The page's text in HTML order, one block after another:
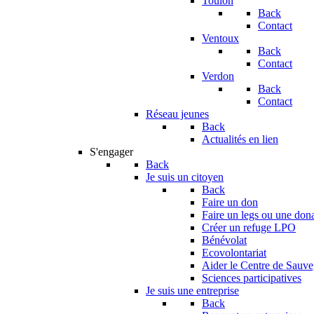
Back
Contact
Ventoux
Back
Contact
Verdon
Back
Contact
Réseau jeunes
Back
Actualités en lien
S'engager
Back
Je suis un citoyen
Back
Faire un don
Faire un legs ou une
Créer un refuge LPO
Bénévolat
Ecovolontariat
Aider le Centre de
Sciences participatives
Je suis une entreprise
Back